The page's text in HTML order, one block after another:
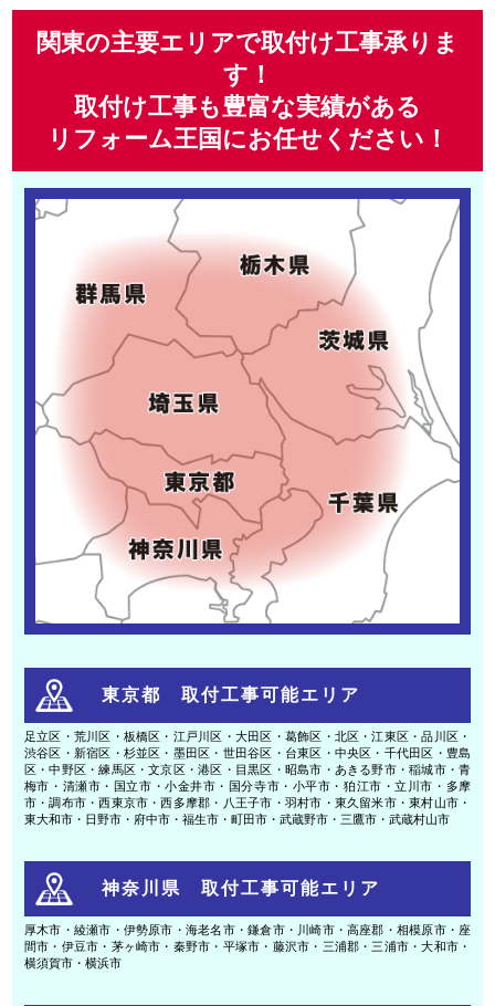
関東の主要エリアで取付け工事承りま
す！
取付け工事も豊富な実績がある
リフォーム王国にお任せください！
東京都 取付工事可能エリア
足立区・荒川区・板橋区・江戸川区・大田区・葛飾区・北区・江東区・品川区・
渋谷区・新宿区・杉並区・墨田区・世田谷区・台東区・中央区・千代田区・豊島
区・中野区・練馬区・文京区・港区・目黒区・昭島市・あきる野市・稲城市・青
梅市・清瀬市・国立市・小金井市・国分寺市・小平市・狛江市・立川市・多摩
市・調布市・西東京市・西多摩郡・八王子市・羽村市・東久留米市・東村山市・
東大和市・日野市・府中市・福生市・町田市・武蔵野市・三鷹市・武蔵村山市
神奈川県 取付工事可能エリア
厚木市・綾瀬市・伊勢原市・海老名市・鎌倉市・川崎市・高座郡・相模原市・座
間市・伊豆市・茅ヶ崎市・秦野市・平塚市・藤沢市・三浦郡・三浦市・大和市・
横須賀市・横浜市